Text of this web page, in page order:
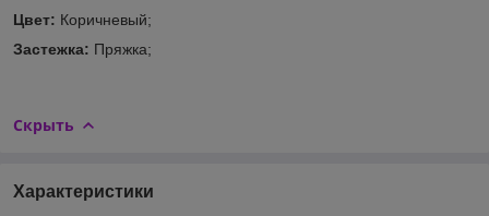
Цвет: Коричневый;
Застежка: Пряжка;
Скрыть
Характеристики